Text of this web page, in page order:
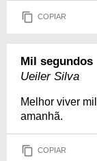
COPIAR
Mil segundos
Ueiler Silva
Melhor viver
amanhã.
COPIAR